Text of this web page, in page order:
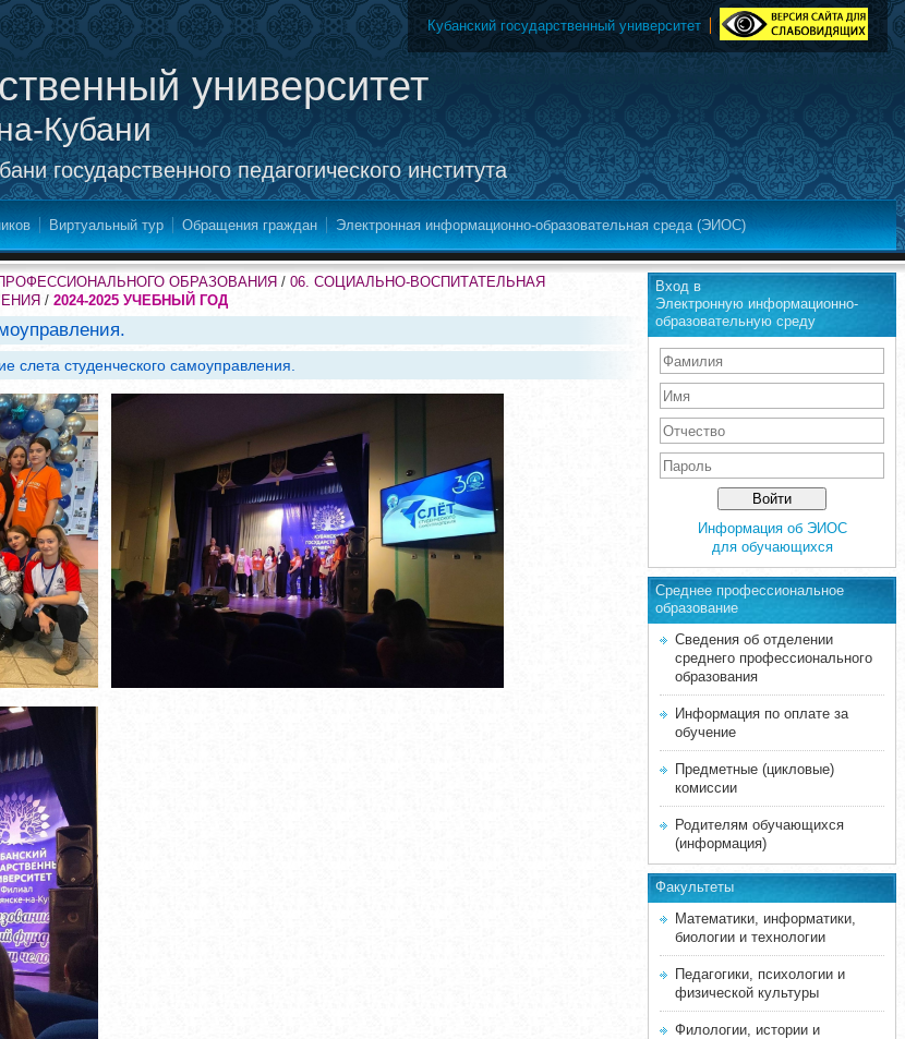
университет
Кубани
государственного педагогического института
Кубанский государственный университет
Виртуальный тур Обращения граждан Электронная информационно-образовательная среда (ЭИОС)
ОБРАЗОВАНИЯ / 06. СОЦИАЛЬНО-ВОСПИТАТЕЛЬНАЯ
/ 2024-2025 УЧЕБНЫЙ ГОД
слета студенческого самоуправления.
Вход в
Электронную информационно-
образовательную среду
Информация об ЭИОС
для обучающихся
Среднее професcиональное
образование
Сведения об отделении
среднего профессионального
образования
Информация по оплате за
обучение
Предметные (цикловые)
комиссии
Родителям обучающихся
(информация)
Факультеты
Математики, информатики,
биологии и технологии
Педагогики, психологии и
физической культуры
Филологии, истории и